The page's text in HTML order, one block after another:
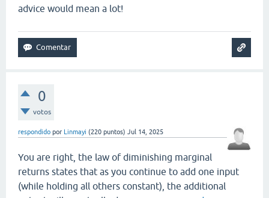
advice would mean a lot!
0
votos
respondido por Linmayi (220 puntos) Jul 14, 2025
You are right, the law of diminishing marginal
returns states that as you continue to add one input
(while holding all others constant), the additional